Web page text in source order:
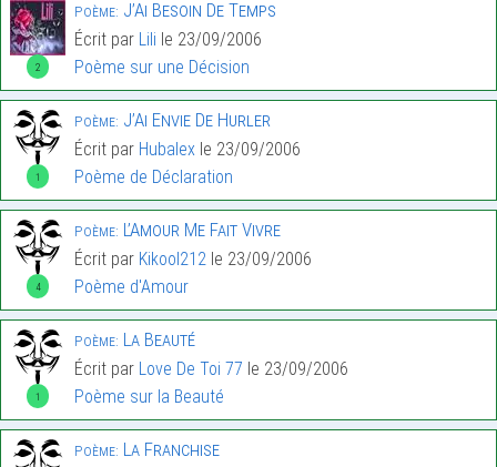
2
Poème: J’Ai Besoin De Temps
Écrit par Lili le 23/09/2006
Poème sur une Décision
1
Poème: J’Ai Envie De Hurler
Écrit par Hubalex le 23/09/2006
Poème de Déclaration
4
Poème: L’Amour Me Fait Vivre
Écrit par Kikool212 le 23/09/2006
Poème d'Amour
1
Poème: La Beauté
Écrit par Love De Toi 77 le 23/09/2006
Poème sur la Beauté
Poème: La Franchise